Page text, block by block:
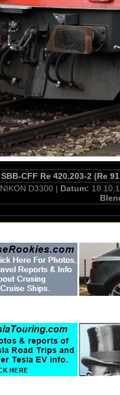
SBB-CFF Re 420.203-2 (Re
NIKON D3300 | Datum: